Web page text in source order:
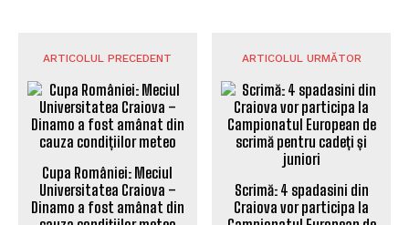
ARTICOLUL PRECEDENT
Cupa României: Meciul
Universitatea Craiova –
Dinamo a fost amânat din
ARTICOLUL URMĂTOR
Scrimă: 4 spadasini din
Craiova vor participa la